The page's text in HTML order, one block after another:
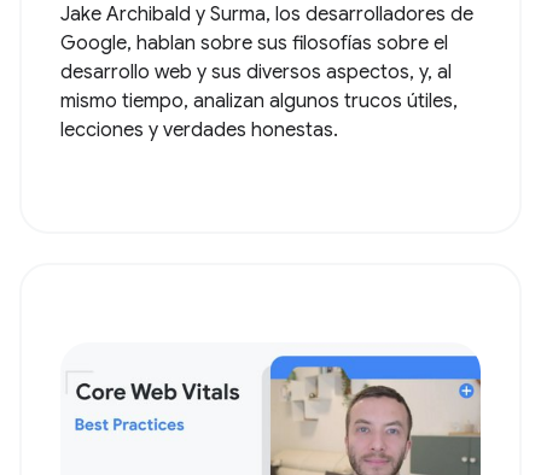
Jake Archibald y Surma, los desarrolladores de
Google, hablan sobre sus filosofías sobre el
desarrollo web y sus diversos aspectos, y, al
mismo tiempo, analizan algunos trucos útiles,
lecciones y verdades honestas.